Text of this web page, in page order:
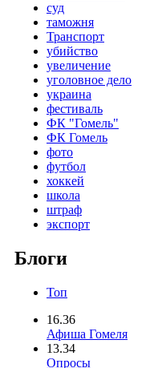
суд
таможня
Транспорт
убийство
увеличение
уголовное дело
украина
фестиваль
ФК "Гомель"
ФК Гомель
фото
футбол
хоккей
школа
штраф
экспорт
Блоги
Топ
16.36
Афиша Гомеля
13.34
Опросы